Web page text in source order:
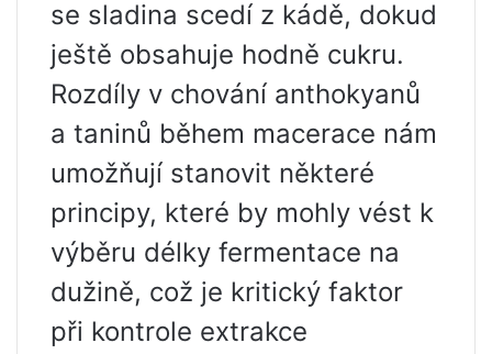
se sladina scedí z kádě, dokud
ještě obsahuje hodně cukru.
Rozdíly v chování anthokyanů
a taninů během macerace nám
umožňují stanovit některé
principy, které by mohly vést k
výběru délky fermentace na
dužině, což je kritický faktor
při kontrole extrakce